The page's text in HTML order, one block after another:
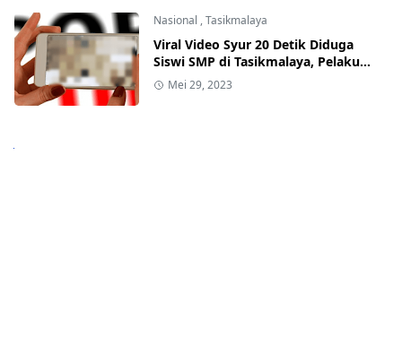
Nasional ,Tasikmalaya
Viral Video Syur 20 Detik Diduga
Siswi SMP di Tasikmalaya, Pelaku
Diperiksa
Mei 29, 2023